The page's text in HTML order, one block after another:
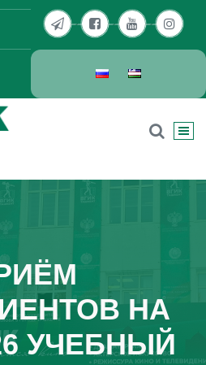
НА
УЧЕБНЫЙ